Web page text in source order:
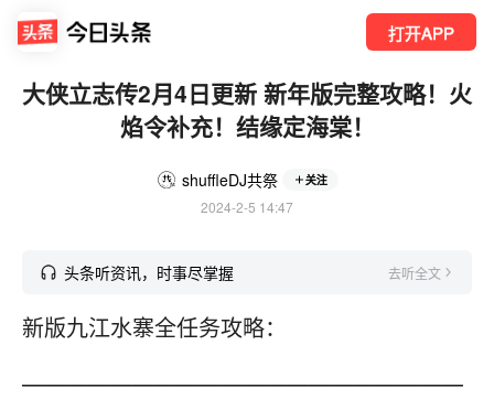
打开APP
大侠立志传2月4日更新 新年版完整攻略！火
焰令补充！结缘定海棠！
shuffleDJ共祭 关注
2024-2-5 14:47
头条听资讯，时事尽掌握 去听全文
新版九江水寨全任务攻略：
————————————————————